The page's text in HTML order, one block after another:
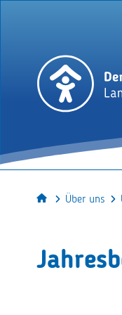
Über uns